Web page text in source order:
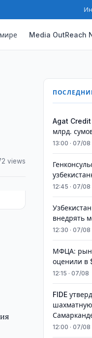
Media OutReach
views
Agat Credit
млрд.
13:00 · 07/08
12:45 · 07/08
внедрять
12:30 · 07/08
МФЦА:
оценили в
12:15 · 07/08
FIDE
12:00 · 07/08